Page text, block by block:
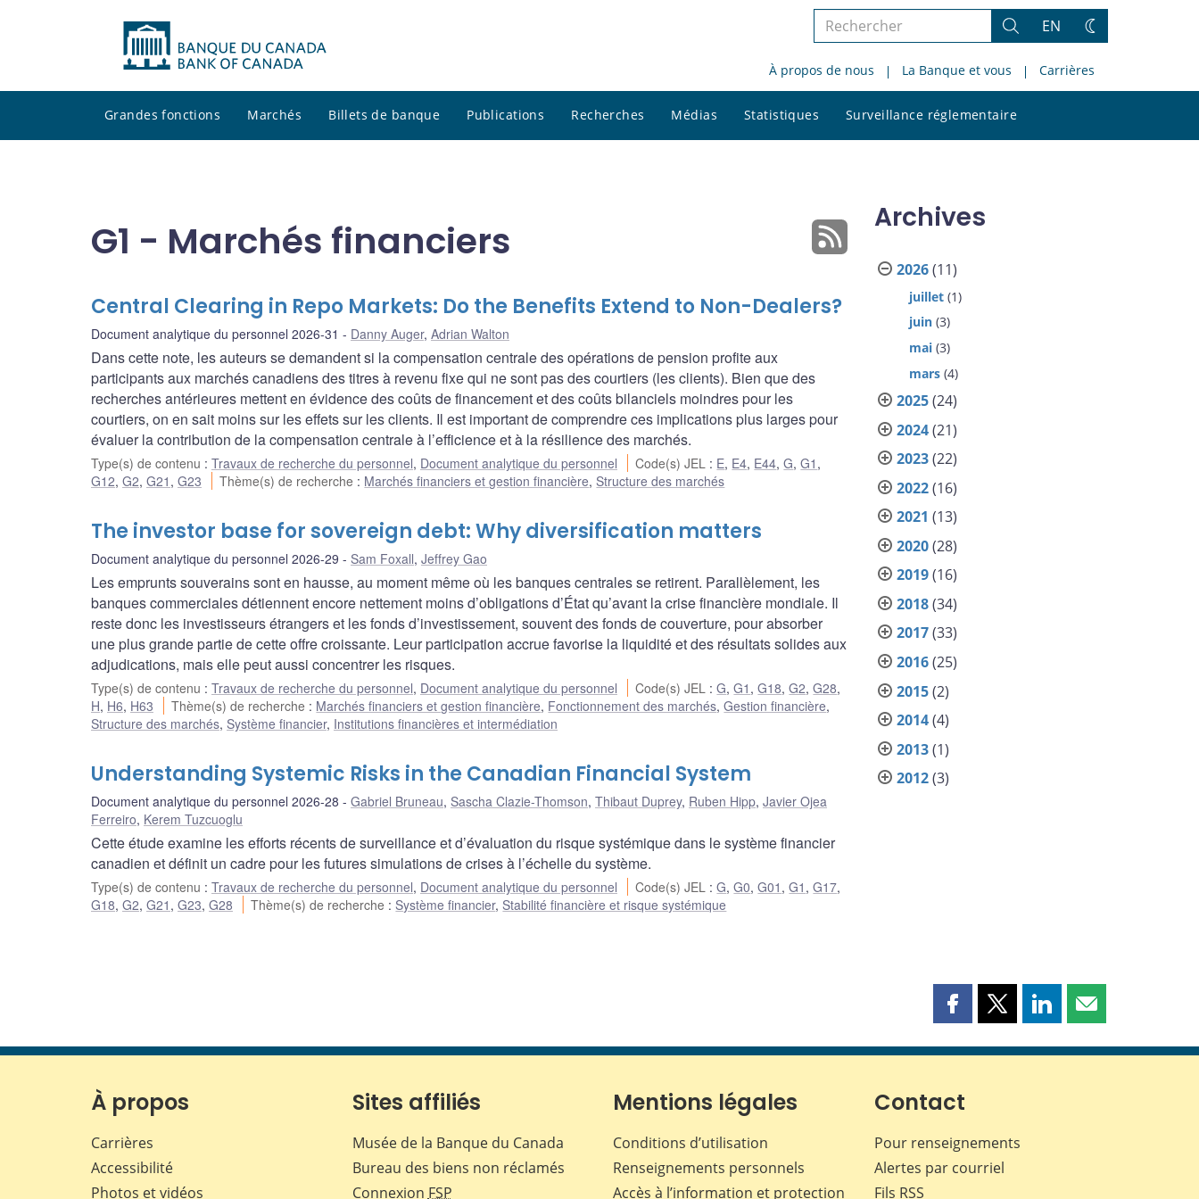
Rechercher
le
site
Rechercher
EN
Changez
thème
À propos de nous La Banque et vous Carrières
Grandes fonctions Marchés Billets de banque Publications Recherches Médias Statistiques Surveillance réglementaire
le
G1 - Marchés financiers
Central Clearing in Repo Markets: Do the Benefits Extend to Non-Dealers?
Document analytique du personnel 2026-31 Danny Auger, Adrian Walton
Dans cette note, les auteurs se demandent si la compensation centrale des opérations de pension profite aux
participants aux marchés canadiens des titres à revenu fixe qui ne sont pas des courtiers (les clients). Bien que des
recherches antérieures mettent en évidence des coûts de financement et des coûts bilanciels moindres pour les
courtiers, on en sait moins sur les effets sur les clients. Il est important de comprendre ces implications plus larges pour
évaluer la contribution de la compensation centrale à l’efficience et à la résilience des marchés.
Type(s) de contenu : Travaux de recherche du personnel, Document analytique du personnel Code(s) JEL : E, E4, E44,G,G1 ,
G12, G2, G21 , G23 Thème(s) de recherche : Marchés financiers et gestion financière, Structure des marchés
The investor base for sovereign debt: Why diversification matters
Document analytique du personnel 2026-29 Sam Foxall, Jeffrey Gao
Les emprunts souverains sont en hausse, au moment même où les banques centrales se retirent. Parallèlement, les
banques commerciales détiennent encore nettement moins d’obligations d’État qu’avant la crise financière mondiale. Il
reste donc les investisseurs étrangers et les fonds d’investissement, souvent des fonds de couverture, pour absorber
une plus grande partie de cette offre croissante. Leur participation accrue favorise la liquidité et des résultats solides aux
adjudications, mais elle peut aussi concentrer les risques.
Type(s) de contenu : Travaux de recherche du personnel, Document analytique du personnel Code(s) JEL :G,G1 ,G18,G2,G28,
H, H6, H63 Thème(s) de recherche : Marchés financiers et gestion financière, Fonctionnement des marchés,Gestion financière,
Structure des marchés, Système financier, Institutions financières et intermédiation
Understanding Systemic Risks in the Canadian Financial System
Document analytique du personnel 2026-28 Gabriel Bruneau, Sascha Clazie-Thomson, Thibaut Duprey, Ruben Hipp, Javier Ojea
Ferreiro, Kerem Tuzcuoglu
Cette étude examine les efforts récents de surveillance et d’évaluation du risque systémique dans le système financier
canadien et définit un cadre pour les futures simulations de crises à l’échelle du système.
Type(s) de contenu : Travaux de recherche du personnel, Document analytique du personnel Code(s) JEL :G,G0,G01 ,G1 ,G17,
G18, G2, G21 , G23, G28 Thème(s) de recherche : Système financier, Stabilité financière et risque systémique
Archives
2026(11)
juillet (1)
juin (3)
mai (3)
mars (4)
2025(24)
2024(21)
2023(22)
2022(16)
2021 (13)
2020(28)
2019(16)
2018(34)
2017(33)
2016(25)
2015(2)
2014(4)
2013(1)
2012(3)
Partager
page
Facebook
Partager
page
Partager
page
Partager
page
À propos
Carrières
Accessibilité
Photos et vidéos
Sites affiliés
Musée de la Banque du Canada
Bureau des biens non réclamés
Connexion FSP
Mentions légales
Conditions d’utilisation
Renseignements personnels
Accès à l’information et protection
Contact
Pour renseignements
Alertes par courriel
Fils RSS